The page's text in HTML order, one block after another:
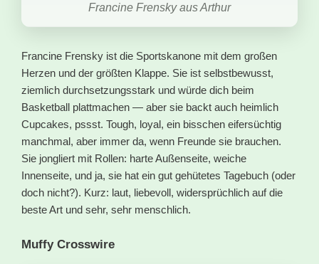
Francine Frensky aus Arthur
Francine Frensky ist die Sportskanone mit dem großen
Herzen und der größten Klappe. Sie ist selbstbewusst,
ziemlich durchsetzungsstark und würde dich beim
Basketball plattmachen — aber sie backt auch heimlich
Cupcakes, pssst. Tough, loyal, ein bisschen eifersüchtig
manchmal, aber immer da, wenn Freunde sie brauchen.
Sie jongliert mit Rollen: harte Außenseite, weiche
Innenseite, und ja, sie hat ein gut gehütetes Tagebuch (oder
doch nicht?). Kurz: laut, liebevoll, widersprüchlich auf die
beste Art und sehr, sehr menschlich.
Muffy Crosswire